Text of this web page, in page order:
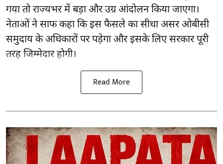
गया तो राज्यभर में बड़ा और उग्र आंदोलन किया जाएगा।
नेताओं ने साफ कहा कि इस फैसले का सीधा असर ओबीसी
समुदाय के अधिकारों पर पड़ेगा और इसके लिए सरकार पूरी
तरह जिम्मेदार होगी।
Read More